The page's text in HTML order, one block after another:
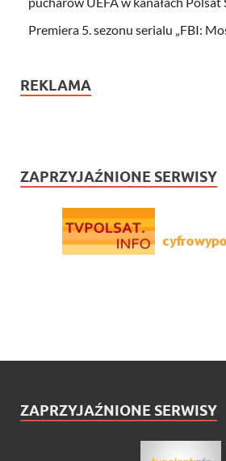
Premiera 5. sezonu serialu „FBI:
REKLAMA
ZAPRZYJAŹNIONE SERWISY
ZAPRZYJAŹNIONE SERWISY